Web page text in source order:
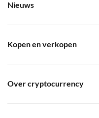
Nieuws
Kopen en verkopen
Over cryptocurrency